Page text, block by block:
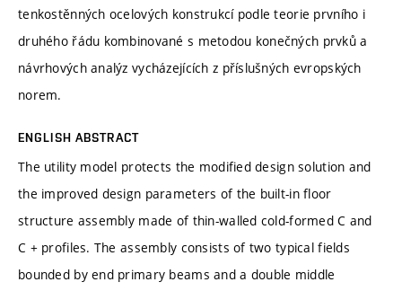
tenkostěnných ocelových konstrukcí podle teorie prvního i
druhého řádu kombinované s metodou konečných prvků a
návrhových analýz vycházejících z příslušných evropských
norem.
ENGLISH ABSTRACT
The utility model protects the modified design solution and
the improved design parameters of the built-in floor
structure assembly made of thin-walled cold-formed C and
C + profiles. The assembly consists of two typical fields
bounded by end primary beams and a double middle